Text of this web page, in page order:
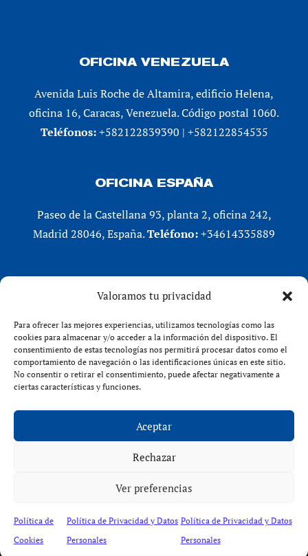
Valoramos tu privacidad
Para ofrecer las mejores experiencias, utilizamos tecnologías como las
cookies para almacenar y/o acceder a la información del dispositivo. El
consentimiento de estas tecnologías nos permitirá procesar datos como el
comportamiento de navegación o las identificaciones únicas en este sitio.
No consentir o retirar el consentimiento, puede afectar negativamente a
ciertas características y funciones.
Aceptar
Rechazar
Ver preferencias
Política de
Cookies
Política de Privacidad y Datos
Personales
Política de Privacidad y Datos
Personales
OFICINA VENEZUELA
Avenida Luis Roche de Altamira, edificio Helena,
oficina 16, Caracas, Venezuela. Código postal 1060.
Teléfonos:+582122839390 | +582122854535
OFICINA ESPAÑA
Paseo de la Castellana 93, planta 2, oficina 242,
Madrid 28046, España.Teléfono:+34614335889
X (Twitter)
Instagram
Facebook
VENFORT® 2026
Política de privacidad |Política de cookies